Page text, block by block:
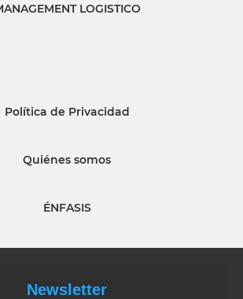
LOGISTICO
Política de Privacidad
Quiénes somos
ÉNFASIS
Newsletter